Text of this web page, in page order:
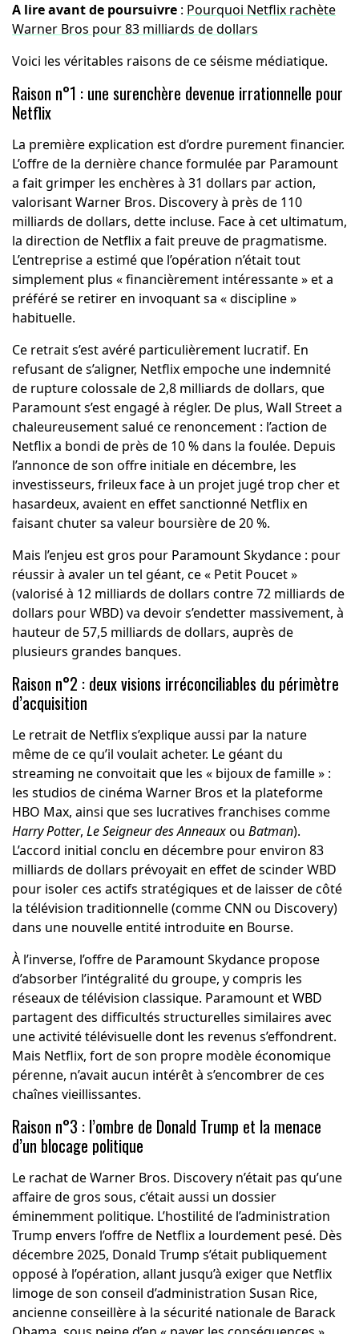
A lire avant de poursuivre: Pourquoi Netflix rachète
Warner Bros pour 83 milliards de dollars
Voici les véritables raisons de ce séisme médiatique.
Raison n°1 : une surenchère devenue irrationnelle pour
Netflix
La première explication est d’ordre purement financier.
L’offre de la dernière chance formulée par Paramount
a fait grimper les enchères à 31 dollars par action,
valorisant Warner Bros. Discovery à près de 110
milliards de dollars, dette incluse. Face à cet ultimatum,
la direction de Netflix a fait preuve de pragmatisme.
L’entreprise a estimé que l’opération n’était tout
simplement plus « financièrement intéressante » et a
préféré se retirer en invoquant sa « discipline »
habituelle.
Ce retrait s’est avéré particulièrement lucratif. En
refusant de s’aligner, Netflix empoche une indemnité
de rupture colossale de 2,8 milliards de dollars, que
Paramount s’est engagé à régler. De plus, Wall Street a
chaleureusement salué ce renoncement : l’action de
Netflix a bondi de près de 10 % dans la foulée. Depuis
l’annonce de son offre initiale en décembre, les
investisseurs, frileux face à un projet jugé trop cher et
hasardeux, avaient en effet sanctionné Netflix en
faisant chuter sa valeur boursière de 20 %.
Mais l’enjeu est gros pour Paramount Skydance : pour
réussir à avaler un tel géant, ce « Petit Poucet »
(valorisé à 12 milliards de dollars contre 72 milliards de
dollars pour WBD) va devoir s’endetter massivement, à
hauteur de 57,5 milliards de dollars, auprès de
plusieurs grandes banques.
Raison n°2 : deux visions irréconciliables du périmètre
d’acquisition
Le retrait de Netflix s’explique aussi par la nature
même de ce qu’il voulait acheter. Le géant du
streaming ne convoitait que les « bijoux de famille » :
les studios de cinéma Warner Bros et la plateforme
HBO Max, ainsi que ses lucratives franchises comme
Harry Potter, Le Seigneur des Anneauxou Batman).
L’accord initial conclu en décembre pour environ 83
milliards de dollars prévoyait en effet de scinder WBD
pour isoler ces actifs stratégiques et de laisser de côté
la télévision traditionnelle (comme CNN ou Discovery)
dans une nouvelle entité introduite en Bourse.
À l’inverse, l’offre de Paramount Skydance propose
d’absorber l’intégralité du groupe, y compris les
réseaux de télévision classique. Paramount et WBD
partagent des difficultés structurelles similaires avec
une activité télévisuelle dont les revenus s’effondrent.
Mais Netflix, fort de son propre modèle économique
pérenne, n’avait aucun intérêt à s’encombrer de ces
chaînes vieillissantes.
Raison n°3 : l’ombre de Donald Trump et la menace
d’un blocage politique
Le rachat de Warner Bros. Discovery n’était pas qu’une
affaire de gros sous, c’était aussi un dossier
éminemment politique. L’hostilité de l’administration
Trump envers l’offre de Netflix a lourdement pesé. Dès
décembre 2025, Donald Trump s’était publiquement
opposé à l’opération, allant jusqu’à exiger que Netflix
limoge de son conseil d’administration Susan Rice,
ancienne conseillère à la sécurité nationale de Barack